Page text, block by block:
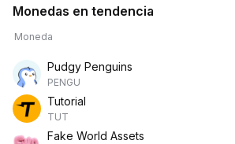
Monedas en tendencia
Moneda
Pudgy Penguins
PENGU
Tutorial
TUT
Fake World Assets